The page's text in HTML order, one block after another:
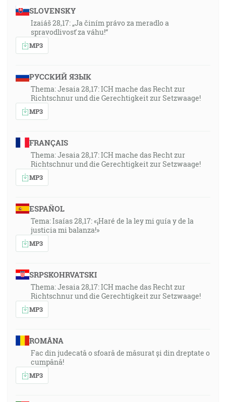
SLOVENSKY
Izaiáš 28,17: „Ja činím právo za meradlo a
spravodlivosť za váhu!“
MP3
РУССКИЙ ЯЗЫК
Thema: Jesaia 28,17: ICH mache das Recht zur
Richtschnur und die Gerechtigkeit zur Setzwaage!
MP3
FRANÇAIS
Thema: Jesaia 28,17: ICH mache das Recht zur
Richtschnur und die Gerechtigkeit zur Setzwaage!
MP3
ESPAÑOL
Tema: Isaías 28,17: «¡Haré de la ley mi guía y de la
justicia mi balanza!»
MP3
SRPSKOHRVATSKI
Thema: Jesaia 28,17: ICH mache das Recht zur
Richtschnur und die Gerechtigkeit zur Setzwaage!
MP3
ROMÂNA
Fac din judecată o sfoară de măsurat și din dreptate o
cumpănă!
MP3